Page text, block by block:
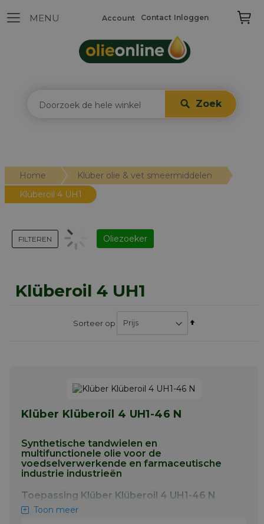
Zoek
Contact Inloggen
Account
Home
Klüber olie & vet smeermiddelen
Klüberoil 4 UH1
Klüberoil 4 UH1
Sorteer op
Van
Klüber Klüberoil 4 UH1-46 N
Synthetische tandwielen en
multifunctionele olie voor de
voedselverwerkende en farmaceutische
industrie industrieën
Toepassing Klüber Klüberoil 4 UH1-46 N
Klüberoil 4 UH1 N is ontwikkeld voor de
Toon meer
FILTEREN Oliezoeker